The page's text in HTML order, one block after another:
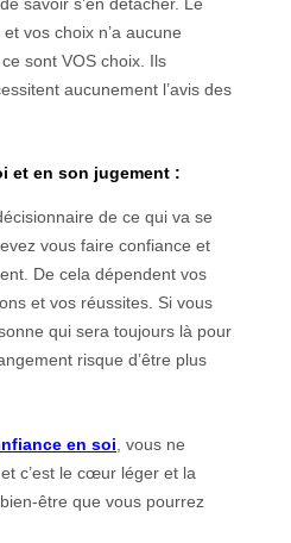
vos choix n’a aucune
sont VOS choix. Ils
aucunement l’avis des
et en son jugement :
de ce qui va se
vous faire confiance et
De cela dépendent vos
et vos réussites. Si vous
qui sera toujours là pour
risque d’être plus
en soi , vous ne
c’est le cœur léger et la
être que vous pourrez